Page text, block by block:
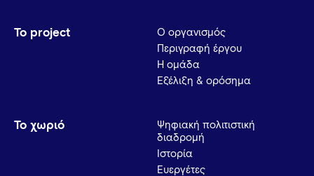
Το project
Ο οργανισμός
Περιγραφή έργου
Η ομάδα
Εξέλιξη & ορόσημα
Το χωριό
Ψηφιακή πολιτιστική
διαδρομή
Ιστορία
Ευεργέτες